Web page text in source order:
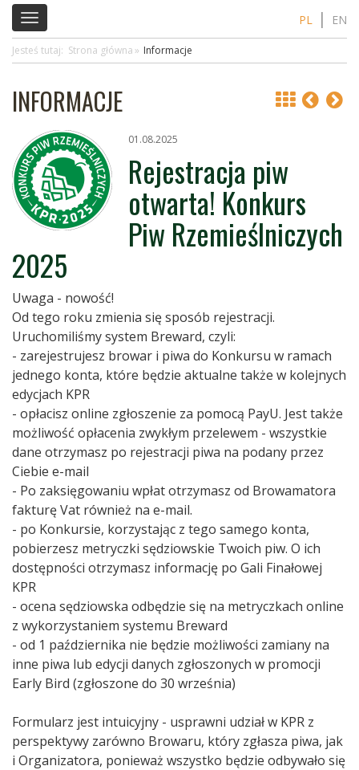
Toggle
navigation
PL EN
Jesteś tutaj: Strona główna Informacje
INFORMACJE
01.08.2025
Rejestracja piw
otwarta! Konkurs
Piw Rzemieślniczych
2025
Uwaga - nowość!
Od tego roku zmienia się sposób rejestracji.
Uruchomiliśmy system Breward, czyli:
- zarejestrujesz browar i piwa do Konkursu w ramach
jednego konta, które będzie aktualne także w kolejnych
edycjach KPR
- opłacisz online zgłoszenie za pomocą PayU. Jest także
możliwość opłacenia zwykłym przelewem - wszystkie
dane otrzymasz po rejestracji piwa na podany przez
Ciebie e-mail
- Po zaksięgowaniu wpłat otrzymasz od Browamatora
fakturę Vat również na e-mail.
- po Konkursie, korzystając z tego samego konta,
pobierzesz metryczki sędziowskie Twoich piw. O ich
dostępności otrzymasz informację po Gali Finałowej
KPR
- ocena sędziowska odbędzie się na metryczkach online
z wykorzystaniem systemu Breward
- od 1 października nie będzie możliwości zamiany na
inne piwa lub edycji danych zgłoszonych w promocji
Early Bird (zgłoszone do 30 września)
Formularz jest intuicyjny - usprawni udział w KPR z
perspektywy zarówno Browaru, który zgłasza piwa, jak
i Organizatora, ponieważ wszystko będzie odbywało się